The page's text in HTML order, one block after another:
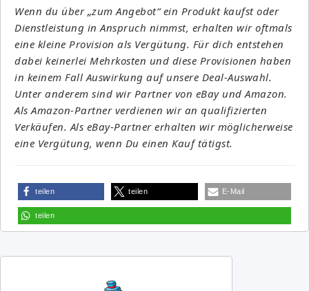
Wenn du über „zum Angebot“ ein Produkt kaufst oder
Dienstleistung in Anspruch nimmst, erhalten wir oftmals
eine kleine Provision als Vergütung. Für dich entstehen
dabei keinerlei Mehrkosten und diese Provisionen haben
in keinem Fall Auswirkung auf unsere Deal-Auswahl.
Unter anderem sind wir Partner von eBay und Amazon.
Als Amazon-Partner verdienen wir an qualifizierten
Verkäufen. Als eBay-Partner erhalten wir möglicherweise
eine Vergütung, wenn Du einen Kauf tätigst.
teilen teilen E-Mail
teilen